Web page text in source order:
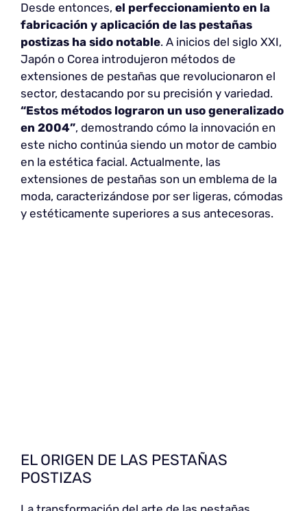
Desde entonces, el perfeccionamiento en la
fabricación y aplicación de las pestañas
postizas ha sido notable. A inicios del siglo XXI,
Japón o Corea introdujeron métodos de
extensiones de pestañas que revolucionaron el
sector, destacando por su precisión y variedad.
“Estos métodos lograron un uso generalizado
en 2004”, demostrando cómo la innovación en
este nicho continúa siendo un motor de cambio
en la estética facial. Actualmente, las
extensiones de pestañas son un emblema de la
moda, caracterizándose por ser ligeras, cómodas
y estéticamente superiores a sus antecesoras.
EL ORIGEN DE LAS PESTAÑAS
POSTIZAS